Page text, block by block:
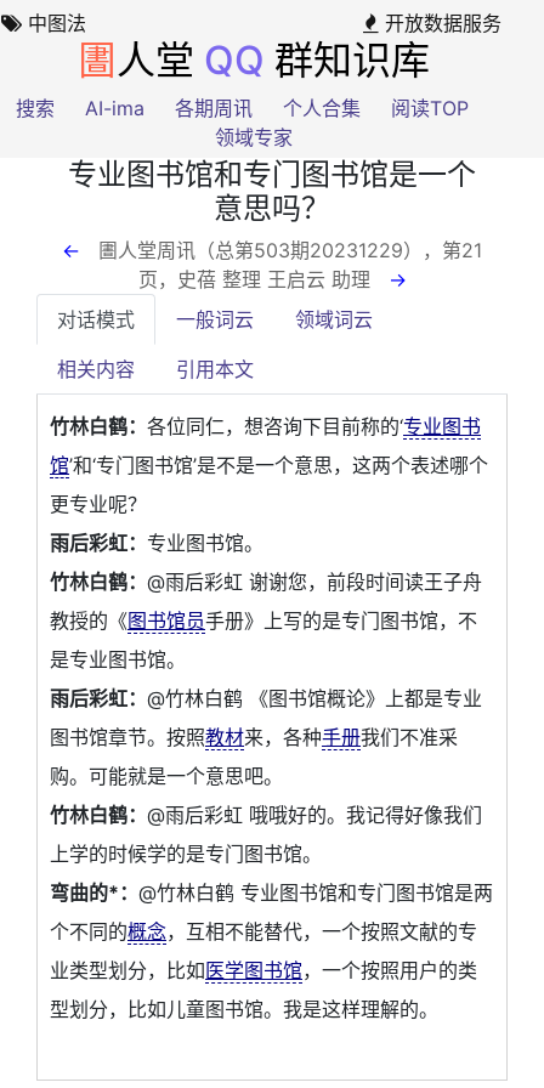
中图法 开放数据服务
圕 人堂 QQ 群知识库
搜索 AI-ima 各期周讯 个人合集
阅读TOP
领域专家
专业图书馆和专门图书馆是一个
意思吗？
←
圕人堂周讯（总第503期20231229），第21
页 ，史蓓 整理 王启云 助理
→
对话模式
一般词云 领域词云
相关内容 引用本文
竹林白鹤： 各位同仁，想咨询下目前称的‘专业图书
馆’和‘专门图书馆’是不是一个意思，这两个表述哪个
更专业呢？
雨后彩虹： 专业图书馆。
竹林白鹤： @雨后彩虹 谢谢您，前段时间读王子舟
教授的《图书馆员手册》上写的是专门图书馆，不
是专业图书馆。
雨后彩虹： @竹林白鹤 《图书馆概论》上都是专业
图书馆章节。按照教材来，各种手册我们不准采
购。可能就是一个意思吧。
竹林白鹤： @雨后彩虹 哦哦好的。我记得好像我们
上学的时候学的是专门图书馆。
弯曲的*： @竹林白鹤 专业图书馆和专门图书馆是两
个不同的概念，互相不能替代，一个按照文献的专
业类型划分，比如医学图书馆，一个按照用户的类
型划分，比如儿童图书馆。我是这样理解的。